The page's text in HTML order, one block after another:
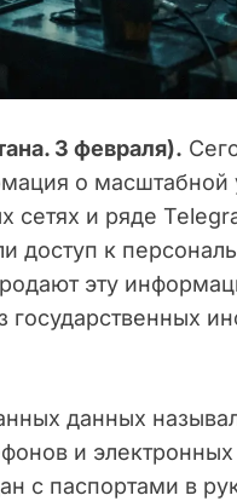
3 февраля).
о
сетях и ряде
доступ к
эту
данных
и
с паспортами в